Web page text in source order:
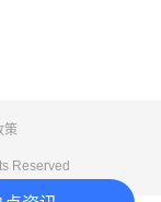
策
Reserved